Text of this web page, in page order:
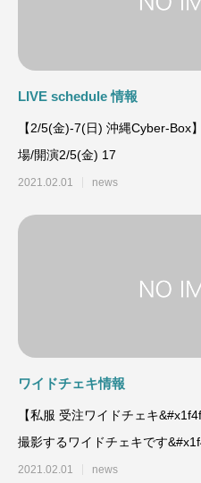
LIVE schedule 情報
【2/5(金)-7(日) 沖縄Cyber-Box
場/開演2/5(金) 17
2021.02.01 news
ワイドチェキ情報
【私服 受注ワイドチェキ
撮影するワイドチェキです
2021.02.01 news